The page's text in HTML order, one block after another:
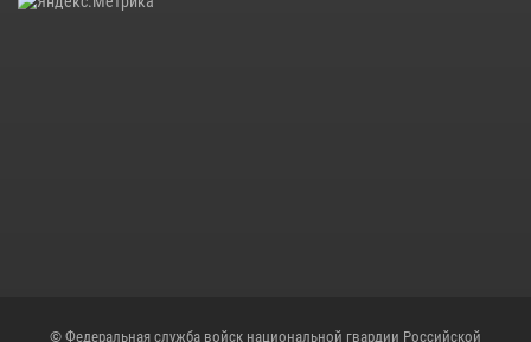
© Федеральная служба войск национальной гвардии Российской